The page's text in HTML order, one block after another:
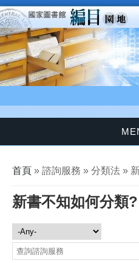
移至主內容
您在這裡
首頁 » 諮詢服務 » 分類法 »
新書不知如何分類?
諮詢服務
Search this site